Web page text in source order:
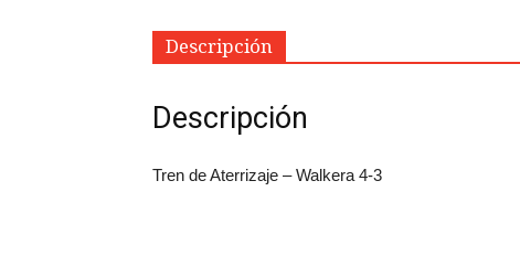
Descripción
Descripción
Tren de Aterrizaje – Walkera 4-3